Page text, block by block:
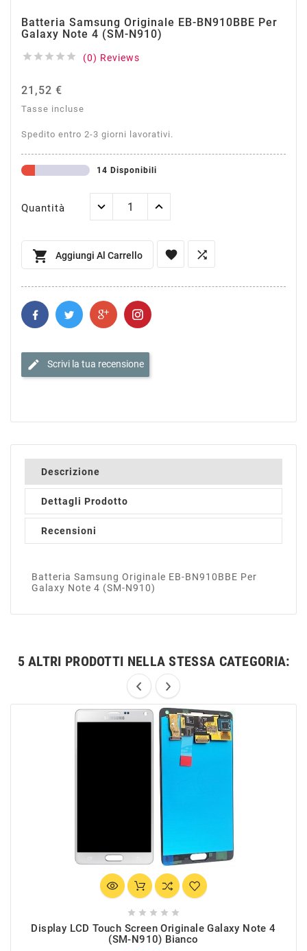
Batteria Samsung Originale EB-BN910BBE Per
Galaxy Note 4 (SM-N910)
     (0) Reviews
21,52 €
Tasse incluse
Spedito entro 2-3 giorni lavorativi.
14 Disponibili
Quantità
 Aggiungi Al Carrello  
edit Scrivi la tua recensione
Descrizione
Dettagli Prodotto
Recensioni
Batteria Samsung Originale EB-BN910BBE Per
Galaxy Note 4 (SM-N910)
5 ALTRI PRODOTTI NELLA STESSA CATEGORIA:
    
Display LCD Touch Screen Originale Galaxy Note 4
(SM-N910) Bianco